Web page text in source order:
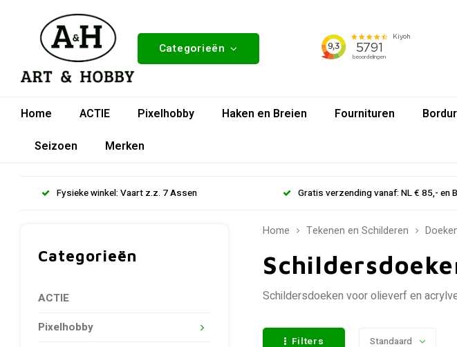
Categorieën
Home ACTIE Pixelhobby Haken en Breien Fournituren
Seizoen
Merken
Fysieke winkel: Vaart z.z. 7 Assen Gratis verzending vanaf: NL € 85,- en
Categorieën
ACTIE
Pixelhobby
Home Tekenen en Schilderen
Schildersdoeken voor olieverf en
Filters Standaard